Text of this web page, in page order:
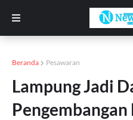
Beranda Pesawaran
Lampung Jadi